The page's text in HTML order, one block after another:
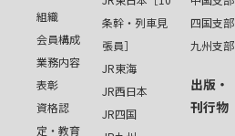
組織
会員構成
業務内容
表彰
資格認
定・教育
条幹・列車見
張員］
JR東海
JR西日本
JR四国
四国支部
九州支部
出版・
刊行物